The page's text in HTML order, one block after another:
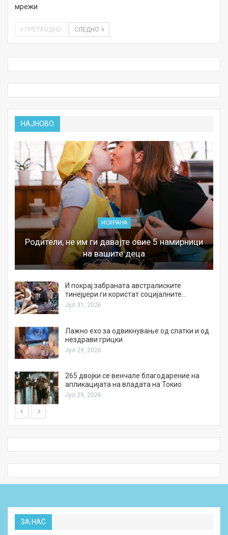
мрежи
ПРЕТХОДНО СЛЕДНО
НАЈНОВО
ИСХРАНА
Родители, не им ги давајте овие 5 намирници
на вашите деца
И покрај забраната австралиските
тинејџери ги користат социјалните…
Јул 31, 2026
Лажно ехо за одвикнување од слатки и од
нездрави грицки
Јул 29, 2026
265 двојки се венчале благодарение на
апликацијата на владата на Токио
Јул 29, 2026
ЗА НАС